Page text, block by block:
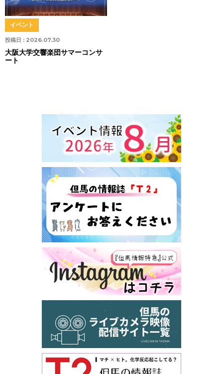
投稿日 : 2026.07.30
イベント
大阪大学交響楽団サマーコンサ
ート